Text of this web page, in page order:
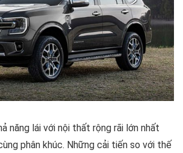
năng lái với nội thất rộng rãi lớn nhất
phân khúc. Những cải tiến so với thế